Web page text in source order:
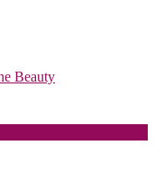
Beauty